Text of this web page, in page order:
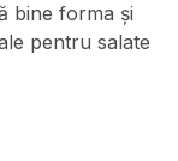
bine forma și
pentru salate